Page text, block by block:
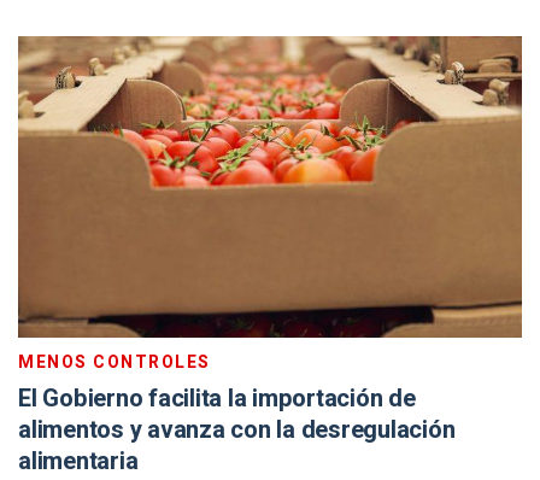
MENOS CONTROLES
El Gobierno facilita la importación de
alimentos y avanza con la desregulación
alimentaria